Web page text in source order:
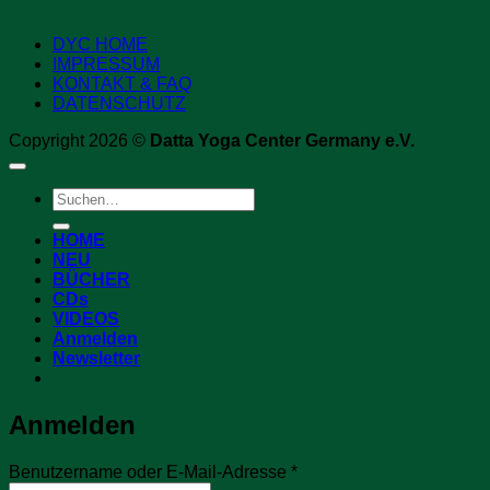
DYC HOME
IMPRESSUM
KONTAKT & FAQ
DATENSCHUTZ
Copyright 2026 © Datta Yoga Center Germany e.V.
Suchen
nach:
HOME
NEU
BÜCHER
CDs
VIDEOS
Anmelden
Newsletter
Anmelden
Benutzername oder E-Mail-Adresse *Erforderlich